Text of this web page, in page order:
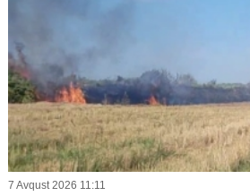
7 Avqust 2026 11:11